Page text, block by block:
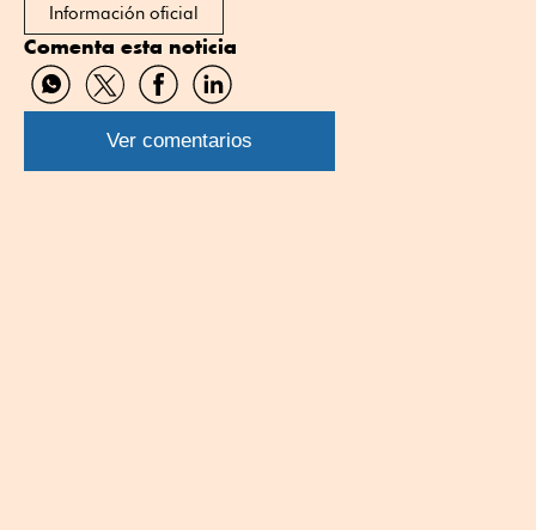
Información oficial
Comenta esta noticia
Compartir
por
WhatsApp
Compartir
por
Twitter
Compartir
por
Facebook
Compartir
por
Linkedin
Ver comentarios